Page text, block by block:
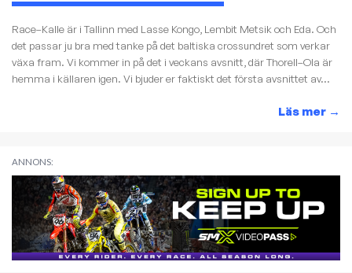
Race–Kalle är i Tallinn med Lasse Kongo, Lembit Metsik och Eda. Och
det passar ju bra med tanke på det baltiska crossundret som verkar
växa fram. Vi kommer in på det i veckans avsnitt, där Thorell–Ola är
hemma i källaren igen. Vi bjuder er faktiskt det första avsnittet av...
Läs mer →
ANNONS: